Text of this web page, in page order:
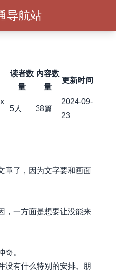
导航站
读者数
量
内容数
量
更新时间
5人 38篇
2024-09-
23
章了，因为文字要和画面
，一方面是想要让没能来
奇。
没有什么特别的安排。朋